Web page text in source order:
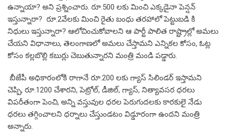
ఉన్నాయా? అని ప్ర‌శ్నించారు. రూ.500 ల‌కు మించి ఎక్క‌డైనా పెన్ష‌న్
ఇస్తున్నారా? రూ.2వేల‌కు మించి రైతు బంధు త‌ర‌హాలో పెట్టుబ‌డి కి
నిధులు ఇస్తున్నారా? ఆలోచించుకోవాల‌ని ఆ పార్టీ పాలిత రాష్ట్రాల్లో అమ‌లు
చేయ‌ని విధానాలు, తెలంగాణ‌లో అమ‌లు చేస్తామ‌ని ఎన్నిక‌ల కోసం, ఓట్ల
కోసం క‌ల్లబొల్లి కబుర్లు చెబుతున్నార‌ని మంత్రి మండి ప‌డ్డారు.
బీజేపీ అధికారంలోకి రాగానే రూ.200 ల‌కు గ్యాస్ సిలిండ‌ర్ ఇస్తామ‌ని
చెప్పి, రూ.1200 చేశార‌ని, పెట్రోల్‌, డీజిల్, గ్యాస్‌, నిత్యావ‌స‌ర ధ‌ర‌లు
విప‌రీతంగా పెంచి, అన్ని వ‌స్తువుల ధ‌ర‌ల పెరుగుద‌ల‌కు కార‌కులై నేడు
ధ‌ర‌లు త‌గ్గించాల‌ని ధ‌ర్నాలు చేస్తుండ‌టం విడ్డూరంగా ఉంద‌ని మంత్రి
అన్నారు.